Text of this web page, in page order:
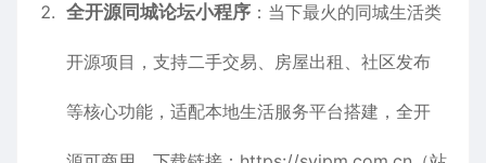
全开源同城论坛小程序 ：当下最火的同城生活类
开源项目，支持二手交易、房屋出租、社区发布
等核心功能，适配本地生活服务平台搭建，全开